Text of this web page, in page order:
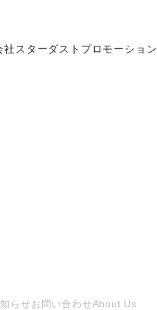
スターダストプロモーション
らせ お問い合わせAbout Us